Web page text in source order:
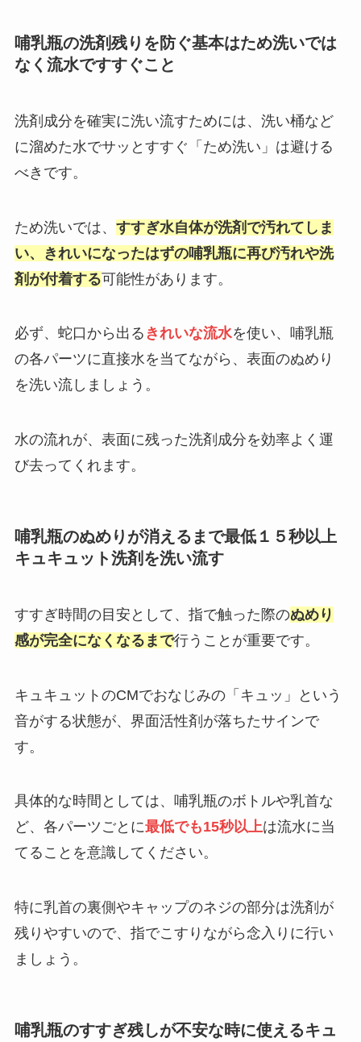
哺乳瓶の洗剤残りを防ぐ基本はため洗いでは
なく流水ですすぐこと
洗剤成分を確実に洗い流すためには、洗い桶など
に溜めた水でサッとすすぐ「ため洗い」は避ける
べきです。
ため洗いでは、 すすぎ水自体が洗剤で汚れてしま
い、きれいになったはずの哺乳瓶に再び汚れや洗
剤が付着する可能性があります。
必ず、蛇口から出る きれいな流水を使い、哺乳瓶
の各パーツに直接水を当てながら、表面のぬめり
を洗い流しましょう。
水の流れが、表面に残った洗剤成分を効率よく運
び去ってくれます。
哺乳瓶のぬめりが消えるまで最低１５秒以上
キュキュット洗剤を洗い流す
すすぎ時間の目安として、指で触った際のぬめり
感が完全になくなるまで行うことが重要です。
キュキュットのCMでおなじみの「キュッ」という
音がする状態が、界面活性剤が落ちたサインで
す。
具体的な時間としては、哺乳瓶のボトルや乳首な
ど、各パーツごとに最低でも15秒以上は流水に当
てることを意識してください。
特に乳首の裏側やキャップのネジの部分は洗剤が
残りやすいので、指でこすりながら念入りに行い
ましょう。
哺乳瓶のすすぎ残しが不安な時に使えるキュ